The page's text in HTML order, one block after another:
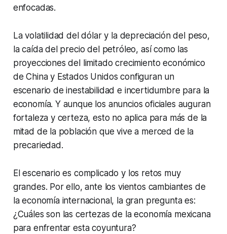
enfocadas.
La volatilidad del dólar y la depreciación del peso,
la caída del precio del petróleo, así como las
proyecciones del limitado crecimiento económico
de China y Estados Unidos configuran un
escenario de inestabilidad e incertidumbre para la
economía. Y aunque los anuncios oficiales auguran
fortaleza y certeza, esto no aplica para más de la
mitad de la población que vive a merced de la
precariedad.
El escenario es complicado y los retos muy
grandes. Por ello, ante los vientos cambiantes de
la economía internacional, la gran pregunta es:
¿Cuáles son las certezas de la economía mexicana
para enfrentar esta coyuntura?